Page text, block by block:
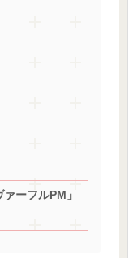
ーフルPM」